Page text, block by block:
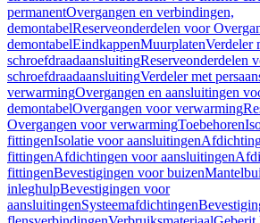
permanentOvergangen en verbindingen,
demontabelReserveonderdelen voor
demontabelEindkappenMuurplatenVerdeler
schroefdraadaansluitingReserveonderdelen
schroefdraadaansluitingVerdeler met
verwarmingOvergangen en aansluitingen
demontabelOvergangen voor verwarming
Overgangen voor verwarmingToebehoren
fittingenIsolatie voor aansluitingen
fittingenAfdichtingen voor aansluitingen
fittingenBevestigingen voor buizen
inleghulpBevestigingen voor
aansluitingenSysteemafdichtingen